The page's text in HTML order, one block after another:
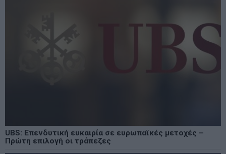
UBS: Επενδυτική ευκαιρία σε ευρωπαϊκές μετοχές –
Πρώτη επιλογή οι τράπεζες